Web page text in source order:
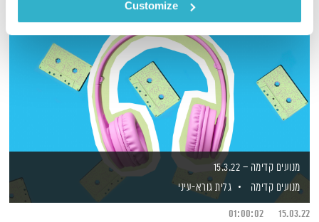
Customize
מנועים קדימה – 15.3.22
מנועים קדימה
גלית גורא-עיני
15.03.22
01:00:02